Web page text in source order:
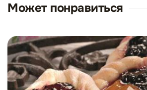
Может понравиться